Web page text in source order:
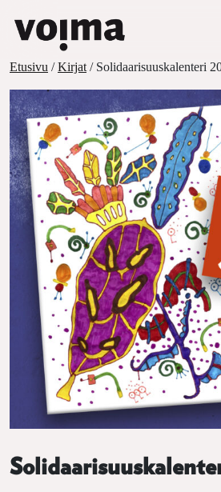
Siirry sisältöön
Päävalikko
Etusivu /Kirjat / Solidaarisuuskalenteri